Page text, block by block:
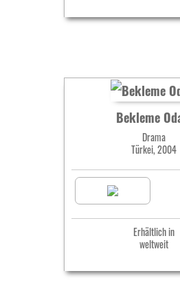
Bekleme
Drama
Türkei, 2004
Erhältlich in
weltweit